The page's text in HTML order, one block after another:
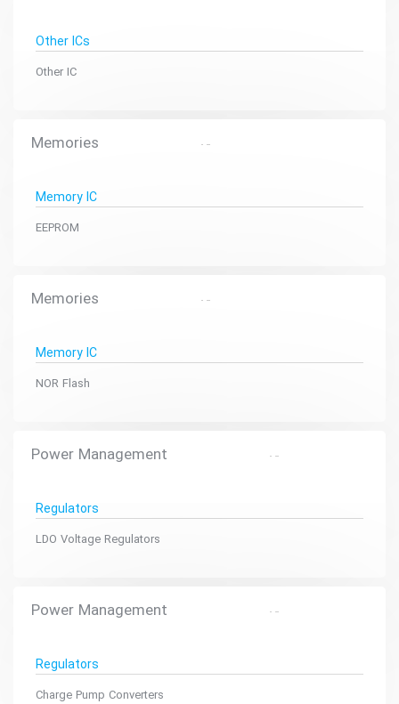
Other ICs
Other IC
Memories
Memory IC
EEPROM
Memories
Memory IC
NOR Flash
Power Management
Regulators
LDO Voltage Regulators
Power Management
Regulators
Charge Pump Converters